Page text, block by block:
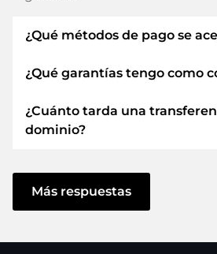
¿Qué métodos de pago se
Utilizamos SEPA como
para los métodos de pago
Tarjetas de crédito, PayPal,
¿Qué garantías tengo como
Siempre le garantizamos
siguientes seguridades. Esto
fideicomisario del dominio
Dominio.
¿Cuánto tarda una
dominio?
La transferencia de dominio a
proveedor se realiza mediante
automatizados y tiene lugar
problemas con su proveedor,
Más respuestas